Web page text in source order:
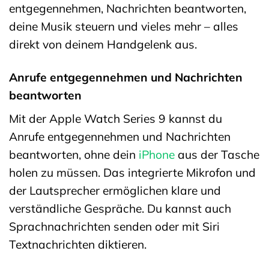
entgegennehmen, Nachrichten beantworten,
deine Musik steuern und vieles mehr – alles
direkt von deinem Handgelenk aus.
Anrufe entgegennehmen und Nachrichten
beantworten
Mit der Apple Watch Series 9 kannst du
Anrufe entgegennehmen und Nachrichten
beantworten, ohne dein iPhone aus der Tasche
holen zu müssen. Das integrierte Mikrofon und
der Lautsprecher ermöglichen klare und
verständliche Gespräche. Du kannst auch
Sprachnachrichten senden oder mit Siri
Textnachrichten diktieren.